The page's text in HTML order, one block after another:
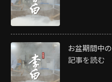
お盆期間中
記事を読む